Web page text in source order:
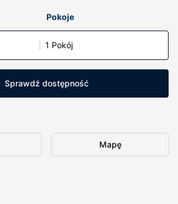
Pokoje
1 Pokój
Sprawdź dostępność
Mapę